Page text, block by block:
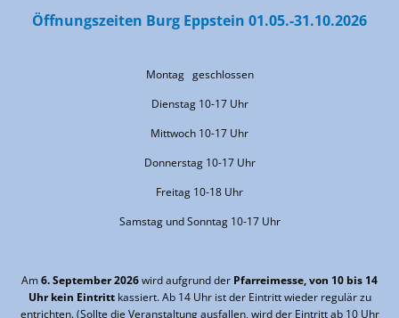
Öffnungszeiten Burg Eppstein 01.05.-31.10.2026
Montag geschlossen
Dienstag 10-17 Uhr
Mittwoch 10-17 Uhr
Donnerstag 10-17 Uhr
Freitag 10-18 Uhr
Samstag und Sonntag 10-17 Uhr
Am6. September 2026wird aufgrund der Pfarreimesse, von 10 bis 14
Uhr kein Eintrittkassiert. Ab 14 Uhr ist der Eintritt wieder regulär zu
entrichten. (Sollte die Veranstaltung ausfallen, wird der Eintritt ab 10 Uhr